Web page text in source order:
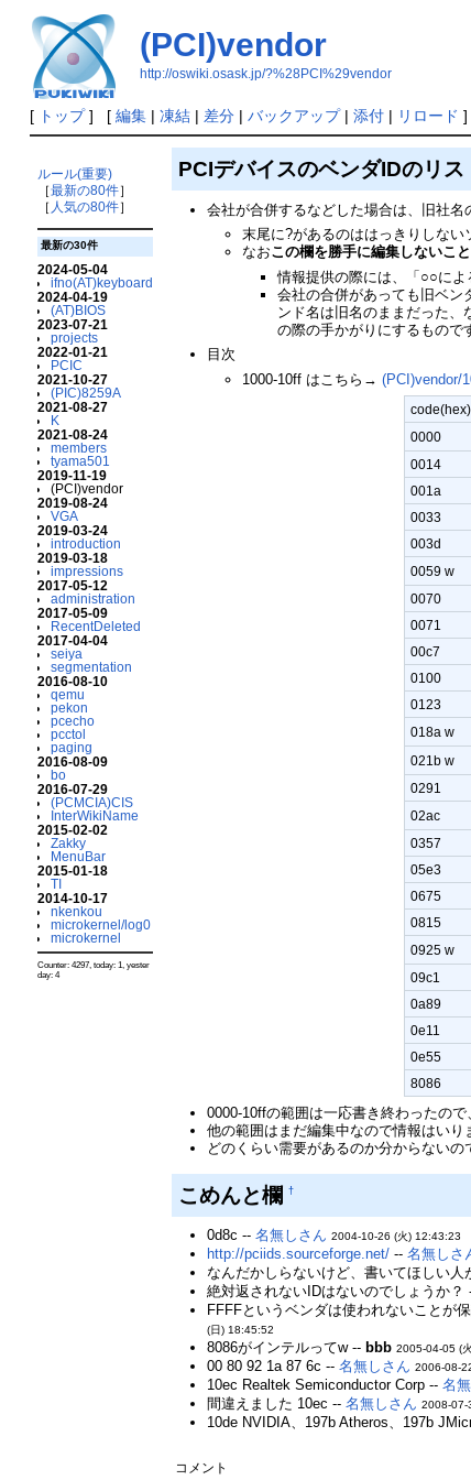
(PCI)vendor
http://oswiki.osask.jp/?%28PCI%29vendor
[ トップ] [ 編集| 凍結| 差分| バックアップ| 添付| リロード
ルール(重要)
［最新の80件］
［ 人気の80件］
最新の30件
2024-05-04
ifno(AT)keyboard
2024-04-19
(AT)BIOS
2023-07-21
projects
2022-01-21
PCIC
2021-10-27
(PIC)8259A
2021-08-27
K
2021-08-24
members
tyama501
2019-11-19
(PCI)vendor
2019-08-24
VGA
2019-03-24
introduction
2019-03-18
impressions
2017-05-12
administration
2017-05-09
RecentDeleted
2017-04-04
seiya
segmentation
2016-08-10
qemu
pekon
pcecho
pcctol
paging
2016-08-09
bo
2016-07-29
(PCMCIA)CIS
InterWikiName
2015-02-02
Zakky
MenuBar
2015-01-18
TI
2014-10-17
nkenkou
microkernel/log0
microkernel
Counter: 4297, today: 1, yester
day: 4
PCIデバイスのベンダIDのリ
会社が合併するなどした場合は、旧社名
末尾に?があるのははっきりしない
なおこの欄を勝手に編集しないこと
情報提供の際には、「○○によ
会社の合併があっても旧ベン
ンド名は旧名のままだった、
の際の手かがりにするもので
目次
1000-10ff はこちら→(PCI)vendor/
code(hex)
0000
0014
001a
0033
003d
0059 w
0070
0071
00c7
0100
0123
018a w
021b w
0291
02ac
0357
05e3
0675
0815
0925 w
09c1
0a89
0e11
0e55
8086
0000-10ffの範囲は一応書き終わったの
他の範囲はまだ編集中なので情報はいり
どのくらい需要があるのか分からないの
こめんと欄†
0d8c --名無しさん 2004-10-26 (火) 12:43:23
http://pciids.sourceforge.net/ --名無しさ
なんだかしらないけど、書いてほしい
絶対返されないIDはないのでしょうか
FFFFというベンダは使われないことが
(日) 18:45:52
8086がインテルってw -- bbb 2005-04-05 (
00 80 92 1a 87 6c --名無しさん 2006-08-
10ec Realtek Semiconductor Corp --名
間違えました 10ec --名無しさん 2008-07-
10de NVIDIA、197b Atheros、197b
コメント